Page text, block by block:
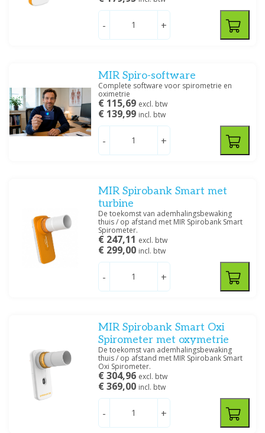
- +
MIR Spiro-software
Complete software voor spirometrie en
oximetrie
€ 115,69 excl. btw
€ 139,99 incl. btw
- +
MIR Spirobank Smart met
turbine
De toekomst van ademhalingsbewaking
thuis / op afstand met MIR Spirobank Smart
Spirometer.
€ 247,11 excl. btw
€ 299,00 incl. btw
- +
MIR Spirobank Smart Oxi
Spirometer met oxymetrie
De toekomst van ademhalingsbewaking
thuis / op afstand met MIR Spirobank Smart
Oxi Spirometer.
€ 304,96 excl. btw
€ 369,00 incl. btw
- +